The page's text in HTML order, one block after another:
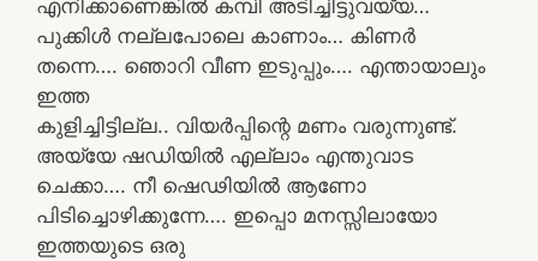
എനിക്കാണെങ്കിൽ കമ്പി അടിച്ചിട്ടുവയ്യ…
പുക്കിൾ നല്ലപോലെ കാണാം… കിണർ
തന്നെ…. ഞൊറി വീണ ഇടുപ്പും…. എന്തായാലും
ഇത്ത
കുളിച്ചിട്ടില്ല.. വിയർപ്പിന്റെ മണം വരുന്നുണ്ട്.
അയ്യേ ഷഡിയിൽ എല്ലാം എന്തുവാട
ചെക്കാ…. നീ ഷെഢിയിൽ ആണോ
പിടിച്ചൊഴിക്കുന്നേ…. ഇപ്പൊ മനസ്സിലായോ
ഇത്തയുടെ ഒരു